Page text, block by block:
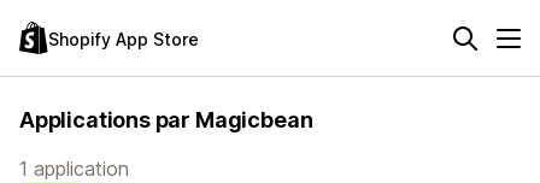
Shopify App Store
Applications par Magicbean
1 application